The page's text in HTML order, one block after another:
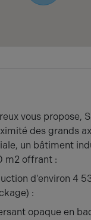
vous propose,
des grands
un bâtiment
m2 offrant :
d'environ 4
:
opaque en